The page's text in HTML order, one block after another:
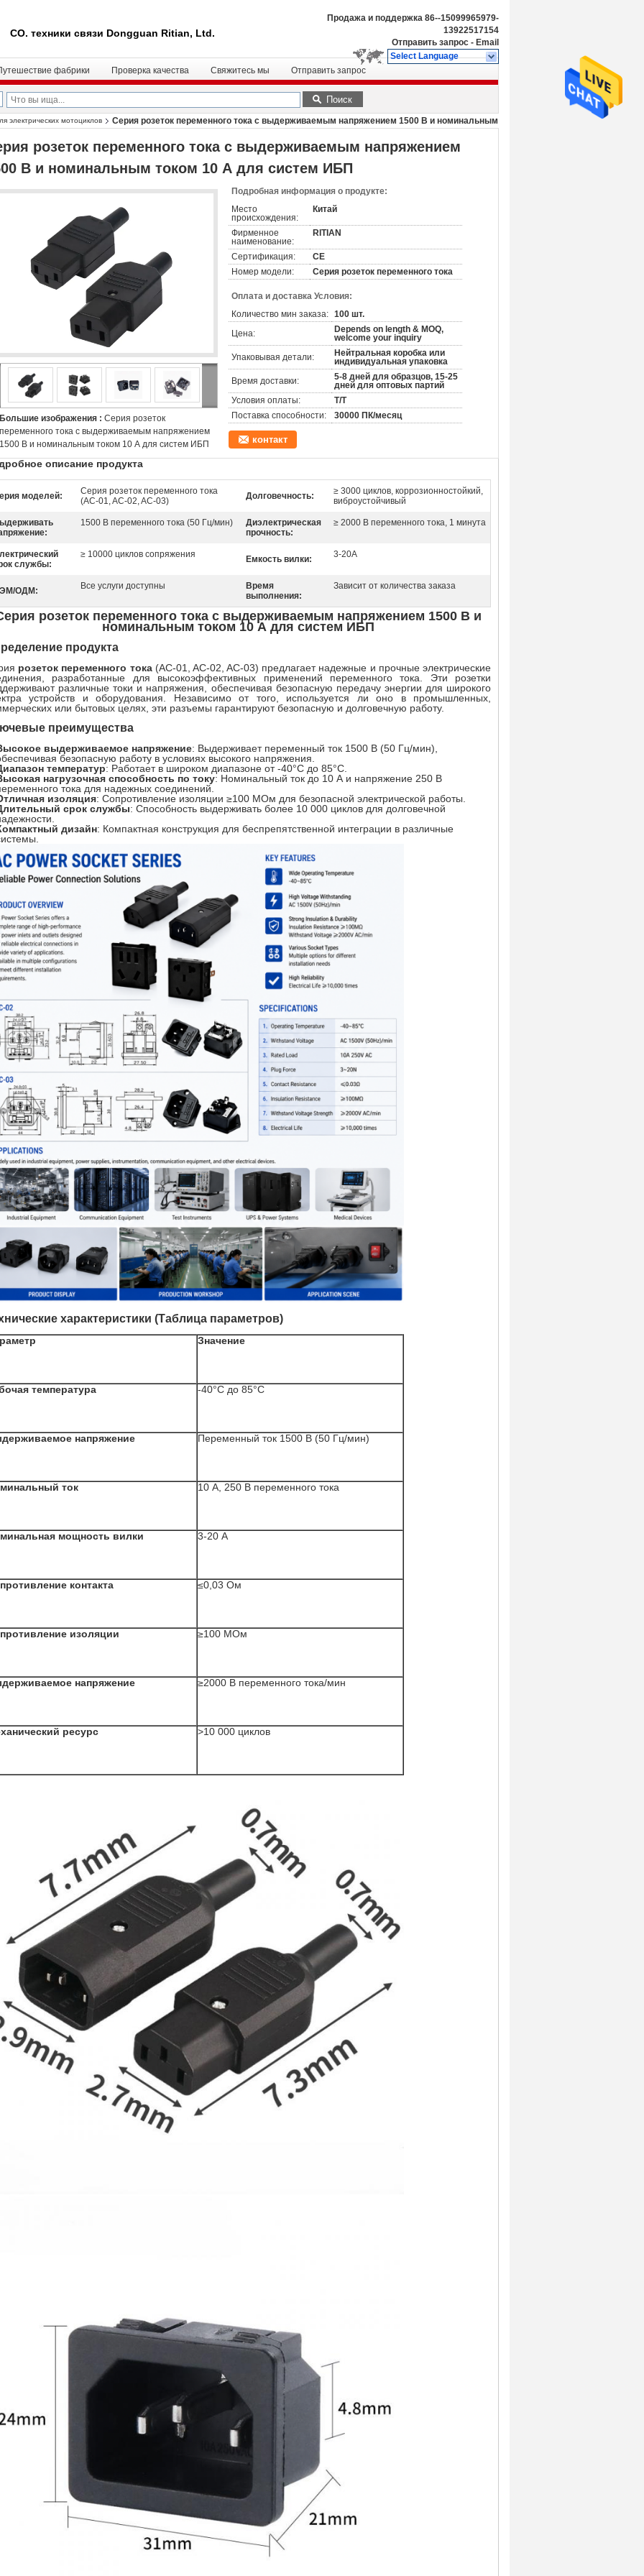
CO. техники связи Dongguan Ritian, Ltd.
Продажа и поддержка 86--15099965979-
13922517154
Отправить запрос - Email
Select Language
фабрики Проверка качества Свяжитесь мы Отправить запрос
Поиск
электрических мотоциклов
Серия розеток переменного тока с выдерживаемым напряжением 1500 В и номинальным
розеток переменного тока с выдерживаемым напряжением
В и номинальным током 10 А для систем ИБП
Большие изображения : Серия розеток
переменного тока с выдерживаемым напряжением
1500 В и номинальным током 10 А для систем ИБП
Подробная информация о продукте:
Место
происхождения:
Китай
Фирменное
наименование:
RITIAN
Сертификация:
CE
Номер модели:
Серия розеток переменного тока
Оплата и доставка Условия:
Количество мин заказа: 100 шт.
Цена:
Depends on length & MOQ,
welcome your inquiry
Упаковывая детали:
Нейтральная коробка или
индивидуальная упаковка
Время доставки:
5-8 дней для образцов, 15-25
дней для оптовых партий
Условия оплаты:
Т/Т
Поставка способности:
30000 ПК/месяц
контакт
описание продукта
моделей:
Серия розеток переменного тока
(AC-01, AC-02, AC-03)
Долговечность:
≥ 3000 циклов, коррозионностойкий,
виброустойчивый
1500 В переменного тока (50 Гц/мин)
Диэлектрическая
прочность:
≥ 2000 В переменного тока, 1 минута
службы:
≥ 10000 циклов сопряжения Емкость вилки: 3-20А
ОДМ: Все услуги доступны
Время
выполнения:
Зависит от количества заказа
розеток переменного тока с выдерживаемым напряжением 1500 В и
номинальным током 10 А для систем ИБП
продукта
розеток переменного тока(AC-01, AC-02, AC-03) предлагает надежные и прочные электрические
разработанные для высокоэффективных применений переменного тока. Эти розетки
различные токи и напряжения, обеспечивая безопасную передачу энергии для широкого
устройств и оборудования. Независимо от того, используется ли оно в промышленных,
или бытовых целях, эти разъемы гарантируют безопасную и долговечную работу.
преимущества
выдерживаемое напряжение: Выдерживает переменный ток 1500 В (50 Гц/мин),
безопасную работу в условиях высокого напряжения.
температур: Работает в широком диапазоне от -40°C до 85°C.
нагрузочная способность по току: Номинальный ток до 10 А и напряжение 250 В
тока для надежных соединений.
изоляция: Сопротивление изоляции ≥100 МОм для безопасной электрической работы.
срок службы: Способность выдерживать более 10 000 циклов для долговечной
дизайн: Компактная конструкция для беспрепятственной интеграции в различные
характеристики (Таблица параметров)
Значение
температура -40°C до 85°C
напряжение Переменный ток 1500 В (50 Гц/мин)
ток 10 А, 250 В переменного тока
мощность вилки 3-20 А
контакта ≤0,03 Ом
изоляции ≥100 МОм
напряжение ≥2000 В переменного тока/мин
ресурс >10 000 циклов